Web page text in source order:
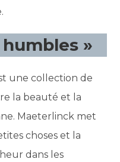
»
une collection de
la beauté et la
Maeterlinck met
choses et la
dans les